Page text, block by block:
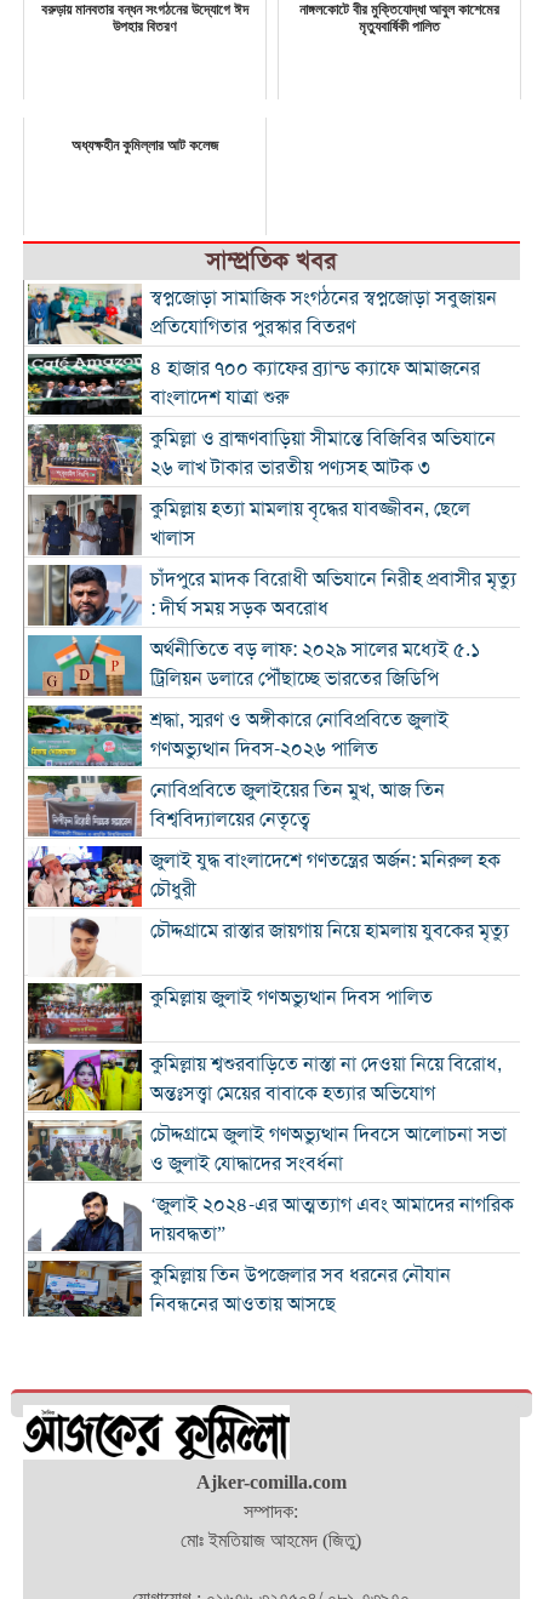
বরুড়ায় মানবতার বন্ধন সংগঠনের উদ্যোগে ঈদ
উপহার বিতরণ
নাঙ্গলকোটে বীর মুক্তিযোদ্ধা আবুল কাশেমের
মৃত্যুবার্ষিকী পালিত
অধ্যক্ষহীন কুমিল্লার আট কলেজ
সাম্প্রতিক খবর
স্বপ্নজোড়া সামাজিক সংগঠনের স্বপ্নজোড়া সবুজায়ন
প্রতিযোগিতার পুরস্কার বিতরণ
৪ হাজার ৭০০ ক্যাফের ব্র্যান্ড ক্যাফে আমাজনের
বাংলাদেশ যাত্রা শুরু
কুমিল্লা ও ব্রাহ্মণবাড়িয়া সীমান্তে বিজিবির অভিযানে
২৬ লাখ টাকার ভারতীয় পণ্যসহ আটক ৩
কুমিল্লায় হত্যা মামলায় বৃদ্ধের যাবজ্জীবন, ছেলে
খালাস
চাঁদপুরে মাদক বিরোধী অভিযানে নিরীহ প্রবাসীর মৃত্যু
: দীর্ঘ সময় সড়ক অবরোধ
অর্থনীতিতে বড় লাফ: ২০২৯ সালের মধ্যেই ৫.১
ট্রিলিয়ন ডলারে পৌঁছাচ্ছে ভারতের জিডিপি
শ্রদ্ধা, স্মরণ ও অঙ্গীকারে নোবিপ্রবিতে জুলাই
গণঅভ্যুত্থান দিবস-২০২৬ পালিত
নোবিপ্রবিতে জুলাইয়ের তিন মুখ, আজ তিন
বিশ্ববিদ্যালয়ের নেতৃত্বে
জুলাই যুদ্ধ বাংলাদেশে গণতন্ত্রের অর্জন: মনিরুল হক
চৌধুরী
চৌদ্দগ্রামে রাস্তার জায়গায় নিয়ে হামলায় যুবকের মৃত্যু
কুমিল্লায় জুলাই গণঅভ্যুত্থান দিবস পালিত
কুমিল্লায় শ্বশুরবাড়িতে নাস্তা না দেওয়া নিয়ে বিরোধ,
অন্তঃসত্ত্বা মেয়ের বাবাকে হত্যার অভিযোগ
চৌদ্দগ্রামে জুলাই গণঅভ্যুত্থান দিবসে আলোচনা সভা
ও জুলাই যোদ্ধাদের সংবর্ধনা
‘জুলাই ২০২৪-এর আত্মত্যাগ এবং আমাদের নাগরিক
দায়বদ্ধতা”
কুমিল্লায় তিন উপজেলার সব ধরনের নৌযান
নিবন্ধনের আওতায় আসছে
দাউদকান্দিতে ৫২ কেজি গাঁজাসহ প্রাইভেট কার জব্দ,
আটক ১
কুমিল্লার ৫ হাসপাতাল-ডায়াগনস্টিক সাময়িকভাবে
জুলাই গণ-অভ্যুত্থান দিবস উপলক্ষে নোবিপ্রবিতে
Ajker-comilla.com
সম্পাদক:
মোঃ ইমতিয়াজ আহমেদ (জিতু)